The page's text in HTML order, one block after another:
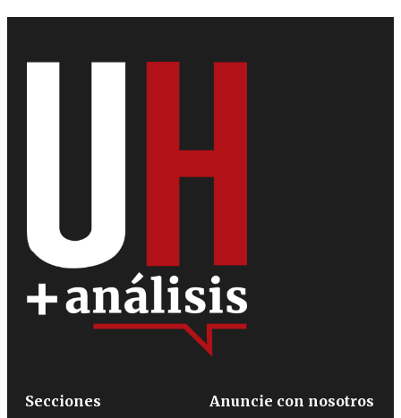
Secciones
Anuncie con nosotros